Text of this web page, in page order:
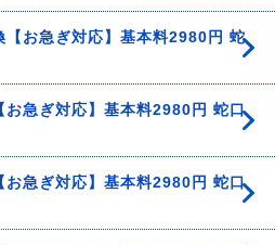
【お急ぎ対応】基本料2980円 蛇
お急ぎ対応】基本料2980円 蛇口
お急ぎ対応】基本料2980円 蛇口